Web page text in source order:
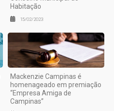
Habitação
15/02/2023
Mackenzie Campinas é
homenageado em premiação
“Empresa Amiga de
Campinas”